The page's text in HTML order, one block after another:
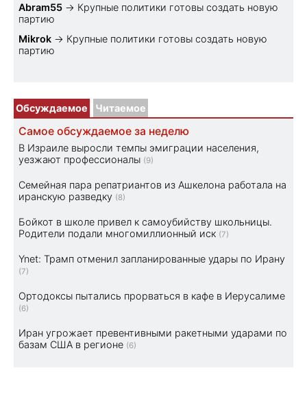
Abram55 → Крупные политики готовы создать новую
партию
Mikrok → Крупные политики готовы создать новую
партию
Обсуждаемое Читаемое
Самое обсуждаемое за неделю
В Израиле выросли темпы эмиграции населения,
уезжают профессионалы (9)
Семейная пара репатриантов из Ашкелона работала на
иранскую разведку (8)
Бойкот в школе привел к самоубийству школьницы.
Родители подали многомиллионный иск (7)
Ynet: Трамп отменил запланированные удары по Ирану
(7)
Ортодоксы пытались прорваться в кафе в Иерусалиме
(6)
Иран угрожает превентивными ракетными ударами по
базам США в регионе (6)